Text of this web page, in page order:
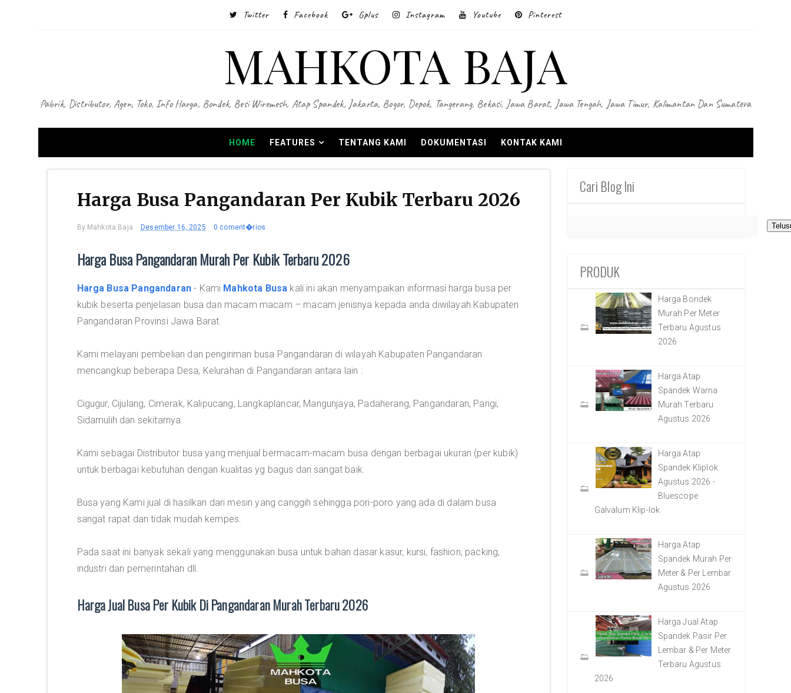
Twitter Facebook Gplus Instagram Youtube Pinterest
MAHKOTA BAJA
Pabrik, Distributor, Agen, Toko, Info Harga, Bondek, Besi Wiremesh, Atap Spandek, Jakarta, Bogor, Depok, Tangerang, Bekasi, Jawa Barat, Jawa Tengah, Jawa Timur, Kalimantan Dan Sumatera
HOME FEATURES TENTANG KAMI DOKUMENTASI KONTAK KAMI
Harga Busa Pangandaran Per Kubik Terbaru 2026
By Mahkota Baja Desember 16, 2025 0 coment�rios
Harga Busa Pangandaran Murah Per Kubik Terbaru 2026
Harga Busa Pangandaran - Kami Mahkota Busa kali ini akan menyampaikan informasi harga busa per
kubik beserta penjelasan busa dan macam macam – macam jenisnya kepada anda diwilayah Kabupaten
Pangandaran Provinsi Jawa Barat.
Kami melayani pembelian dan pengiriman busa Pangandaran di wilayah Kabupaten Pangandaran
mencangkup beberapa Desa, Kelurahan di Pangandaran antara lain :
Cigugur, Cijulang, Cimerak, Kalipucang, Langkaplancar, Mangunjaya, Padaherang, Pangandaran, Parigi,
Sidamulih dan sekitarnya.
Kami sebagai Distributor busa yang menjual bermacam-macam busa dengan berbagai ukuran (per kubik)
untuk berbagai kebutuhan dengan kualitas yg bagus dan sangat baik.
Busa yang Kami jual di hasilkan dari mesin yang canggih sehingga pori-poro yang ada di dalam busa
sangat rapat dan tidak mudah kempes.
Pada saat ini banyak sekali yang menggunakan busa untuk bahan dasar kasur, kursi, fashion, packing,
industri dan pemerintahan dll.
Harga Jual Busa Per Kubik Di Pangandaran Murah Terbaru 2026
Cari Blog Ini
PRODUK
Harga Bondek
Murah Per Meter
Terbaru Agustus
2026
Harga Atap
Spandek Warna
Murah Terbaru
Agustus 2026
Harga Atap
Spandek Kliplok
Agustus 2026 -
Bluescope
Galvalum Klip-lok
Harga Atap
Spandek Murah Per
Meter & Per Lembar
Agustus 2026
Harga Jual Atap
Spandek Pasir Per
Lembar & Per Meter
Terbaru Agustus
2026